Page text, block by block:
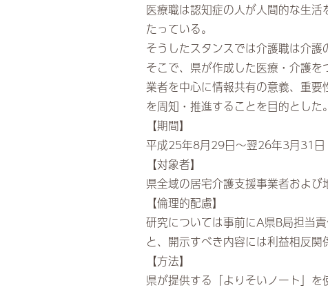
医療職は認知症の人が人間的な生
たっている。
そうしたスタンスでは介護職は介
そこで、県が作成した医療・介護
業者を中心に情報共有の意義、重
を周知・推進することを目的とした。
【期間】
平成25年8月29日～翌26年3月31日
【対象者】
県全域の居宅介護支援事業者およ
【倫理的配慮】
研究については事前にA県B局担当
と、開示すべき内容には利益相反
【方法】
県が提供する「よりそいノート」